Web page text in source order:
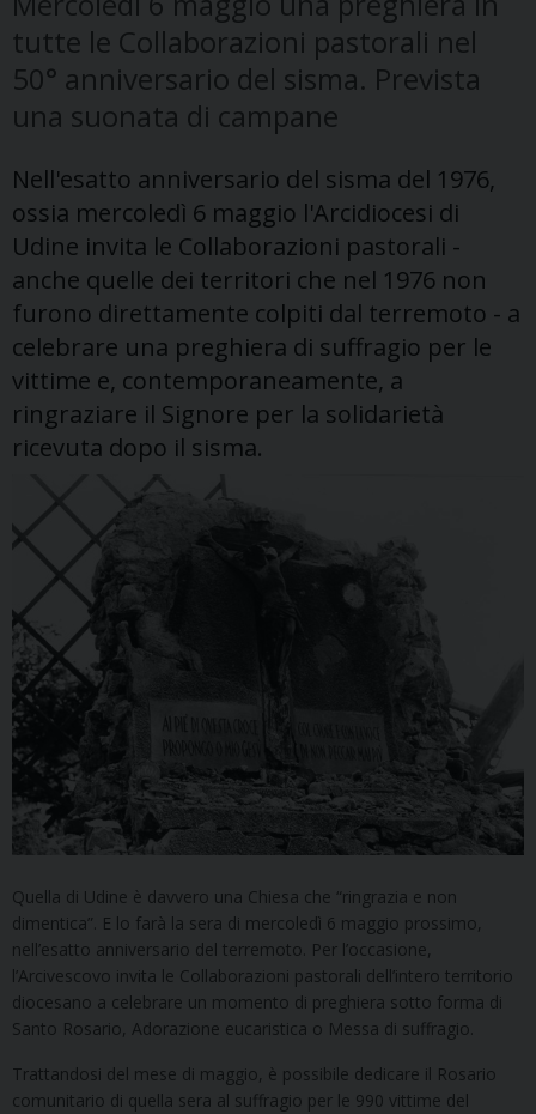
tutte le Collaborazioni pastorali nel
50° anniversario del sisma. Prevista
una suonata di campane
Nell'esatto anniversario del sisma del 1976,
ossia mercoledì 6 maggio l'Arcidiocesi di
Udine invita le Collaborazioni pastorali -
anche quelle dei territori che nel 1976 non
furono direttamente colpiti dal terremoto - a
celebrare una preghiera di suffragio per le
vittime e, contemporaneamente, a
ringraziare il Signore per la solidarietà
ricevuta dopo il sisma.
Quella di Udine è davvero una Chiesa che “ringrazia e non
dimentica”. E lo farà la sera di mercoledì 6 maggio prossimo,
nell’esatto anniversario del terremoto. Per l’occasione,
l’Arcivescovo invita le Collaborazioni pastorali dell’intero territorio
diocesano a celebrare un momento di preghiera sotto forma di
Santo Rosario, Adorazione eucaristica o Messa di suffragio.
Trattandosi del mese di maggio, è possibile dedicare il Rosario
comunitario di quella sera al suffragio per le 990 vittime del